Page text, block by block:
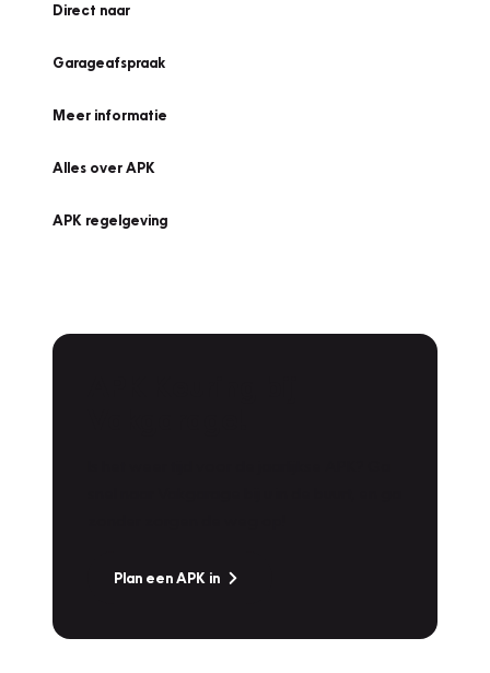
Direct naar
Garageafspraak
Meer informatie
Alles over APK
APK regelgeving
Plan een APK in